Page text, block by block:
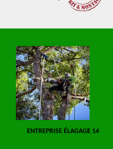
ENTREPRISE ÉLAGAGE 14